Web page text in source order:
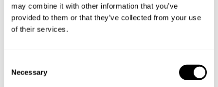
may combine it with other information that you’ve
provided to them or that they’ve collected from your use
of their services.
Necessary